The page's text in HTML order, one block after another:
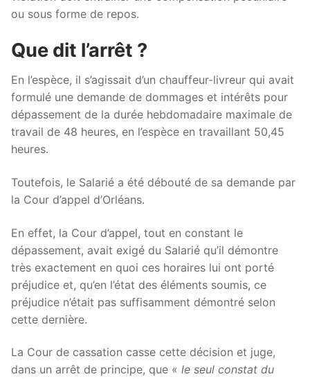
ou sous forme de repos.
Que dit l’arrêt ?
En l’espèce, il s’agissait d’un chauffeur-livreur qui avait
formulé une demande de dommages et intérêts pour
dépassement de la durée hebdomadaire maximale de
travail de 48 heures, en l’espèce en travaillant 50,45
heures.
Toutefois, le Salarié a été débouté de sa demande par
la Cour d’appel d’Orléans.
En effet, la Cour d’appel, tout en constant le
dépassement, avait exigé du Salarié qu’il démontre
très exactement en quoi ces horaires lui ont porté
préjudice et, qu’en l’état des éléments soumis, ce
préjudice n’était pas suffisamment démontré selon
cette dernière.
La Cour de cassation casse cette décision et juge,
dans un arrêt de principe, que « le seul constat du